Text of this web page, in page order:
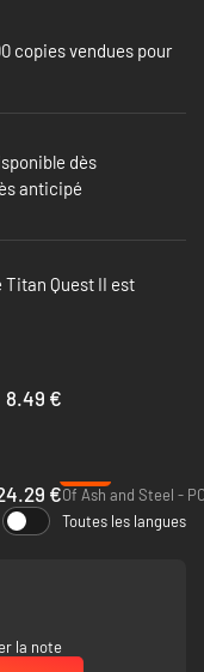
Grecque et
les centaures, les
à tous que l’ère des
qui fait la part belle à
et de secrets à révéler.
ne sait jamais quand
d’intrigues. Les
vous découvrez durant
copies vendues pour
dès
anticipé
Quest II est
8.49 €
€Of Ash and Steel -
Toutes les langues
la note